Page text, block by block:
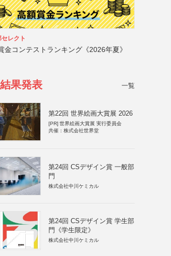
レクト
金コンテストランキング《2026年夏》
結果発表 一覧
第22回 世界絵画大賞展 2026
[PR] 世界絵画大賞展 実行委員会
共催：株式会社世界堂
第24回 CSデザイン賞 一般部
門
株式会社中川ケミカル
第24回 CSデザイン賞 学生部
門《学生限定》
株式会社中川ケミカル